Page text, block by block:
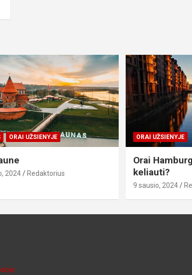
ORAI UŽSIENYJE
2024 Redaktorius
ORAI UŽSIENYJE
Orai
keliauti?
9 sausio, 2024